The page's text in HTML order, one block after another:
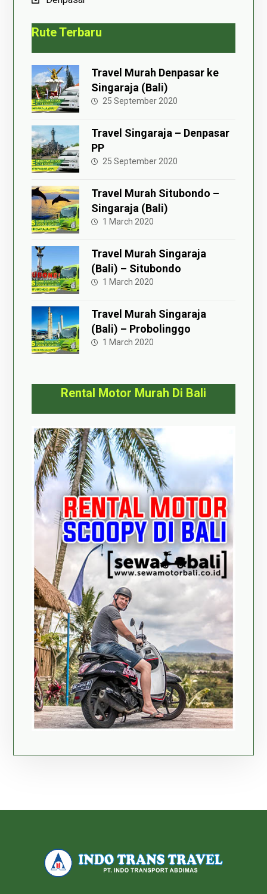
Rute Terbaru
Travel Murah Denpasar ke
Singaraja (Bali)
25 September 2020
Travel Singaraja – Denpasar
PP
25 September 2020
Travel Murah Situbondo –
Singaraja (Bali)
1 March 2020
Travel Murah Singaraja
(Bali) – Situbondo
1 March 2020
Travel Murah Singaraja
(Bali) – Probolinggo
1 March 2020
Rental Motor Murah Di Bali